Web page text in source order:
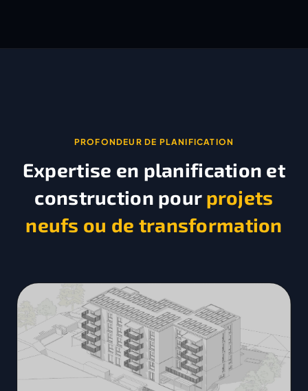
PROFONDEUR DE PLANIFICATION
Expertise en planification et
construction pour projets
neufs ou de transformation